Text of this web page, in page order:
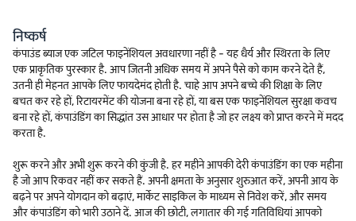
निष्कर्ष
कंपाउंड ब्याज एक जटिल फाइनेंशियल अवधारणा नहीं है - यह धैर्य और स्थिरता के लिए
एक प्राकृतिक पुरस्कार है. आप जितनी अधिक समय में अपने पैसे को काम करने देते हैं,
उतनी ही मेहनत आपके लिए फायदेमंद होती है. चाहे आप अपने बच्चे की शिक्षा के लिए
बचत कर रहे हों, रिटायरमेंट की योजना बना रहे हों, या बस एक फाइनेंशियल सुरक्षा कवच
बना रहे हों, कंपाउंडिंग का सिद्धांत उस आधार पर होता है जो हर लक्ष्य को प्राप्त करने में मदद
करता है.
शुरू करने और अभी शुरू करने की कुंजी है. हर महीने आपकी देरी कंपाउंडिंग का एक महीना
है जो आप रिकवर नहीं कर सकते हैं. अपनी क्षमता के अनुसार शुरुआत करें, अपनी आय के
बढ़ने पर अपने योगदान को बढ़ाएं, मार्केट साइकिल के माध्यम से निवेश करें, और समय
और कंपाउंडिंग को भारी उठाने दें. आज की छोटी, लगातार की गई गतिविधियां आपको